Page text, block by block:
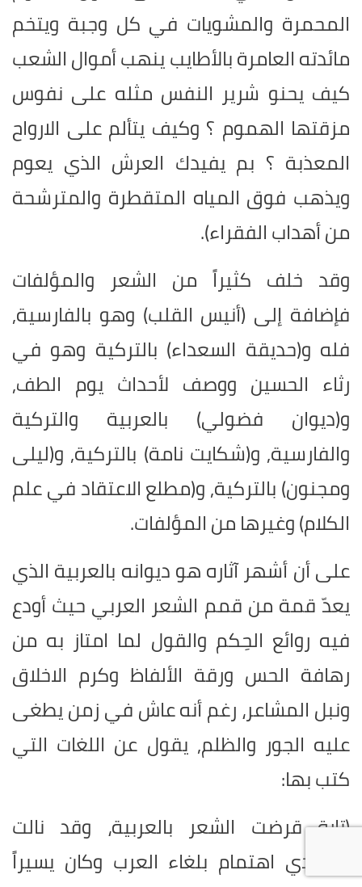
المحمرة والمشويات في كل وجبة ويتخم
مائدته العامرة بالأطايب ينهب أموال الشعب
كيف يحنو شرير النفس مثله على نفوس
مزقتها الهموم ؟ وكيف يتألم على الارواح
المعذبة ؟ بم يفيدك العرش الذي يعوم
ويذهب فوق المياه المتقطرة والمترشحة
من أهداب الفقراء).
وقد خلف كثيراً من الشعر والمؤلفات
فإضافة إلى (أنيس القلب) وهو بالفارسية,
فله و(حديقة السعداء) بالتركية وهو في
رثاء الحسين ووصف لأحداث يوم الطف,
و(ديوان فضولي) بالعربية والتركية
والفارسية, و(شكايت نامة) بالتركية, و(ليلى
ومجنون) بالتركية, و(مطلع الاعتقاد في علم
الكلام) وغيرها من المؤلفات.
على أن أشهر آثاره هو ديوانه بالعربية الذي
يعدّ قمة من قمم الشعر العربي حيث أودع
فيه روائع الحِكم والقول لما امتاز به من
رهافة الحس ورقة الألفاظ وكرم الاخلاق
ونبل المشاعر، رغم أنه عاش في زمن يطغى
عليه الجور والظلم, يقول عن اللغات التي
كتب بها:
(تارة قرضت الشعر بالعربية، وقد نالت
قصائدي اهتمام بلغاء العرب وكان يسيراً